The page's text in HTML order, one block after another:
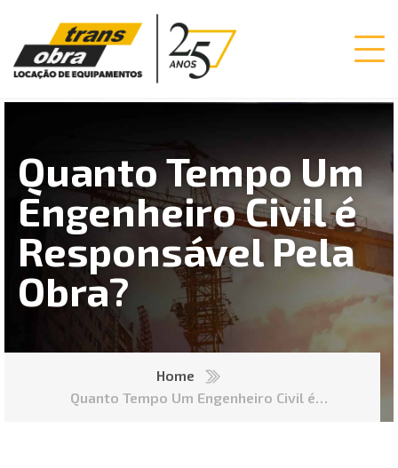
Quanto Tempo Um
Engenheiro Civil é
Responsável Pela
Obra?
Home
Quanto Tempo Um Engenheiro Civil é